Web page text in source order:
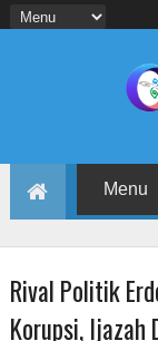
Rival Politik
Korupsi,